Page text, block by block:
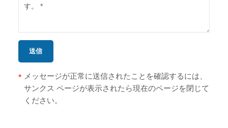
送信
* メッセージが正常に送信されたことを確認するには、
サンクス ページが表示されたら現在のページを閉じて
ください。